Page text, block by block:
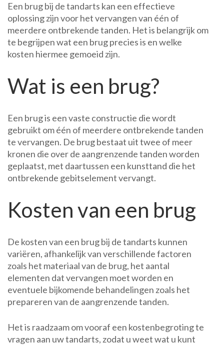
Een brug bij de tandarts kan een effectieve
oplossing zijn voor het vervangen van één of
meerdere ontbrekende tanden. Het is belangrijk om
te begrijpen wat een brug precies is en welke
kosten hiermee gemoeid zijn.
Wat is een brug?
Een brug is een vaste constructie die wordt
gebruikt om één of meerdere ontbrekende tanden
te vervangen. De brug bestaat uit twee of meer
kronen die over de aangrenzende tanden worden
geplaatst, met daartussen een kunsttand die het
ontbrekende gebitselement vervangt.
Kosten van een brug
De kosten van een brug bij de tandarts kunnen
variëren, afhankelijk van verschillende factoren
zoals het materiaal van de brug, het aantal
elementen dat vervangen moet worden en
eventuele bijkomende behandelingen zoals het
prepareren van de aangrenzende tanden.
Het is raadzaam om vooraf een kostenbegroting te
vragen aan uw tandarts, zodat u weet wat u kunt